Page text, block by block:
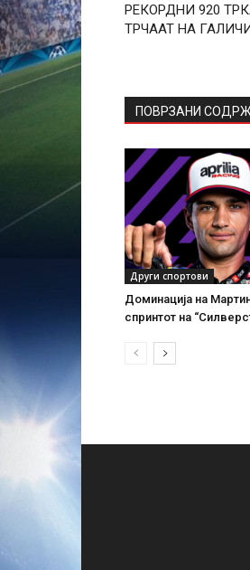
РЕКОРДНИ 920
ТРЧААТ НА
ПОВРЗАНИ
Други спортови
Доминација на
спринтот на